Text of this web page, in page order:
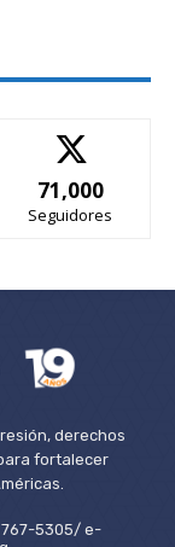
71,000
Seguidores
derechos
fortalecer
767-5305/ e-